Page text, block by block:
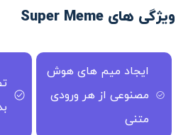
ویژگی های Super Meme
ایجاد میم های هوش
مصنوعی از هر ورودی
متنی